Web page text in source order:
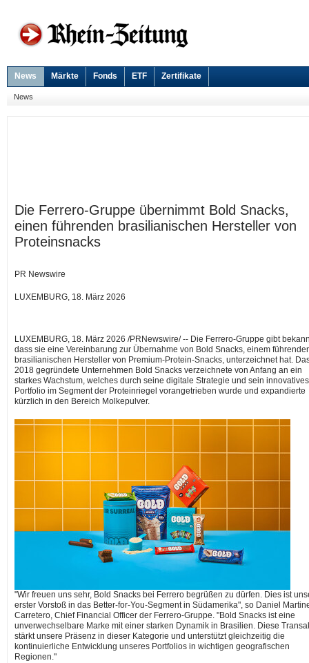
News Märkte Fonds ETF Zertifikate
News
Die Ferrero-Gruppe übernimmt Bold Snacks,
einen führenden brasilianischen Hersteller von
Proteinsnacks
PR Newswire
LUXEMBURG, 18. März 2026
LUXEMBURG, 18. März 2026 /PRNewswire/ -- Die Ferrero-Gruppe gibt
dass sie eine Vereinbarung zur Übernahme von Bold Snacks, einem
brasilianischen Hersteller von Premium-Protein-Snacks, unterzeichnet hat.
2018 gegründete Unternehmen Bold Snacks verzeichnete von Anfang an ein
starkes Wachstum, welches durch seine digitale Strategie und sein innovatives
Portfolio im Segment der Proteinriegel vorangetrieben wurde und expandierte
kürzlich in den Bereich Molkepulver.
"Wir freuen uns sehr, Bold Snacks bei Ferrero begrüßen zu dürfen. Dies ist
erster Vorstoß in das Better-for-You-Segment in Südamerika", so Daniel
Carretero, Chief Financial Officer der Ferrero-Gruppe. "Bold Snacks ist eine
unverwechselbare Marke mit einer starken Dynamik in Brasilien. Diese
stärkt unsere Präsenz in dieser Kategorie und unterstützt gleichzeitig die
kontinuierliche Entwicklung unseres Portfolios in wichtigen geografischen
Regionen."